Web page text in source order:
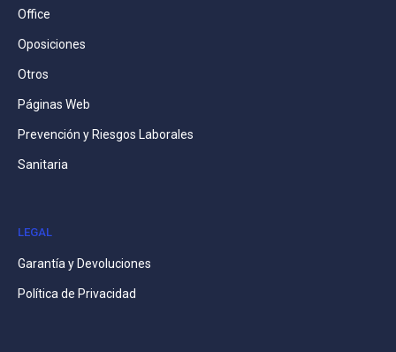
Office
Oposiciones
Otros
Páginas Web
Prevención y Riesgos Laborales
Sanitaria
LEGAL
Garantía y Devoluciones
Política de Privacidad